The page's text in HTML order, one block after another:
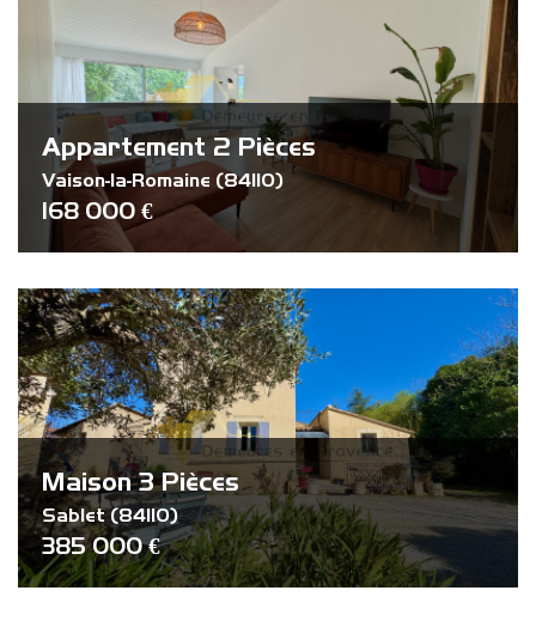
Appartement 2 Pièces
Vaison-la-Romaine (84110)
168 000 €
Maison 3 Pièces
Sablet (84110)
385 000 €